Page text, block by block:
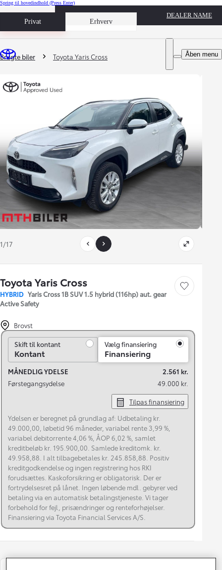
Spring til hovedindhold (Press Enter)
Privat Erhverv
Book prøvetur
DEALER NAME
Åben menu
Du er her
Brugte biler Toyota Yaris Cross
1/17
Toyota Yaris Cross
HYBRID Yaris Cross 1B SUV 1.5 hybrid (116hp) aut. gear
Active Safety
Gem bil
Brovst
Skift til kontant
Skift til kontant
Kontant
Vælg finansiering
Finansiering
MÅNEDLIG YDELSE
2.561 kr.
Førstegangsydelse
49.000 kr.
Tilpas finansiering
Ydelsen er beregnet på grundlag af: Udbetaling kr.
49.000,00, løbetid 96 måneder, variabel rente 3,99 %,
variabel debitorrente 4,06 %, ÅOP 6,02 %, samlet
kreditbeløb kr. 195.900,00. Samlede kreditomk. kr.
49.958,88. I alt tilbagebetales kr. 245.858,88. Positiv
kreditgodkendelse og ingen registrering hos RKI
forudsættes. Kaskoforsikring er obligatorisk. Der er
fortrydelsesret på lånet. Ingen løbende mdl. gebyrer ved
betaling via en automatisk betalingstjeneste. Vi tager
forbehold for fejl, prisændringer og renteforhøjelser.
Finansiering via Toyota Financial Services A/S.